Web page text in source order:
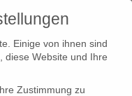
Einige von ihnen sind
diese Website und Ihre
Zustimmung zu